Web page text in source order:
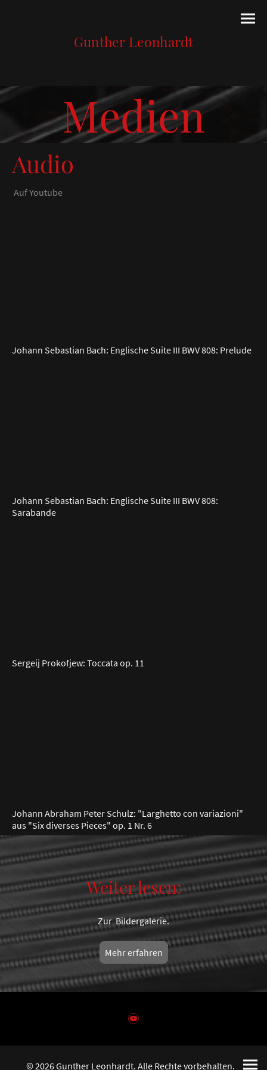
Gunther Leonhardt
Medien
Audio
Auf Youtube
Johann Sebastian Bach: Englische Suite III BWV 808:
Sarabande
Johann Sebastian Bach: Englische Suite III BWV 808: Prelude
Sergeij Prokofjew: Toccata op. 11
Johann Abraham Peter Schulz: "Larghetto con variazioni"
aus "Six diverses Pieces" op. 1 Nr. 6
Weiter lesen:
Zur Bildergalerie.
Mehr erfahren
© 2026 Gunther Leonhardt. Alle Rechte vorbehalten.